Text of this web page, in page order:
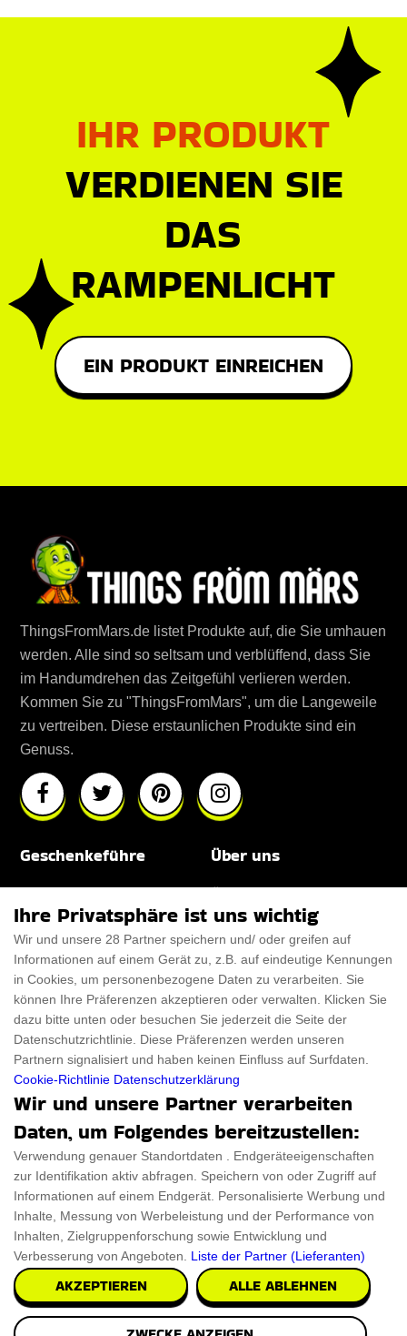
IHR PRODUKT
VERDIENEN SIE
DAS
RAMPENLICHT
EIN PRODUKT EINREICHEN
ThingsFromMars.de listet Produkte auf, die Sie umhauen
werden. Alle sind so seltsam und verblüffend, dass Sie
im Handumdrehen das Zeitgefühl verlieren werden.
Kommen Sie zu "ThingsFromMars", um die Langeweile
zu vertreiben. Diese erstaunlichen Produkte sind ein
Genuss.
Geschenkeführe
Für Haustiere
ThanksGiving
Über uns
Rabattcode
Trendiger Rabattcode
Black Friday
Ein Produkt einreichen
Kontakt
Ein Produkt einreichen
Geschenkeführer
Cyber Monday
Datenschutz­erklärung
Datenschutz­erklärung
Impressum
Cookies
Alle Urheberrechte © 2026 sind ThingsFromMars.de
Ihre Privatsphäre ist uns wichtig
Wir und unsere 28 Partner speichern und/ oder greifen auf
Informationen auf einem Gerät zu, z.B. auf eindeutige Kennungen
in Cookies, um personenbezogene Daten zu verarbeiten. Sie
können Ihre Präferenzen akzeptieren oder verwalten. Klicken Sie
dazu bitte unten oder besuchen Sie jederzeit die Seite der
Datenschutzrichtlinie. Diese Präferenzen werden unseren
Partnern signalisiert und haben keinen Einfluss auf Surfdaten.
Cookie-Richtlinie Datenschutzerklärung
Wir und unsere Partner verarbeiten
Daten, um Folgendes bereitzustellen:
Verwendung genauer Standortdaten . Endgeräteeigenschaften
zur Identifikation aktiv abfragen. Speichern von oder Zugriff auf
Informationen auf einem Endgerät. Personalisierte Werbung und
Inhalte, Messung von Werbeleistung und der Performance von
Inhalten, Zielgruppenforschung sowie Entwicklung und
Verbesserung von Angeboten. Liste der Partner (Lieferanten)
AKZEPTIEREN ALLE ABLEHNEN